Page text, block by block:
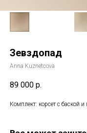
Зевздопад
Anna Kuznetcova
89 000 р.
Комплект: корсет с баской